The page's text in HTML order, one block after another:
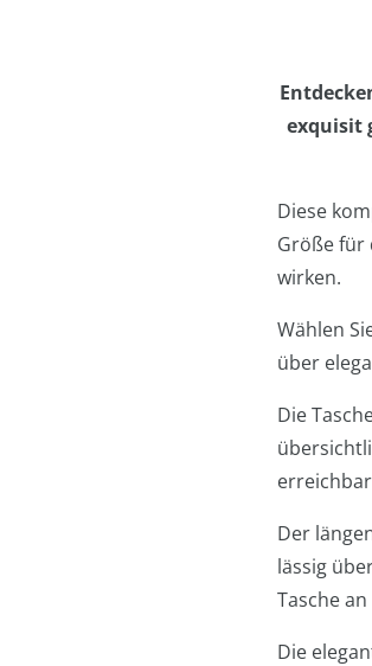
exquisit
Diese
Größe für
wirken.
Wählen
über
Die
Der
lässig
Tasche
Die